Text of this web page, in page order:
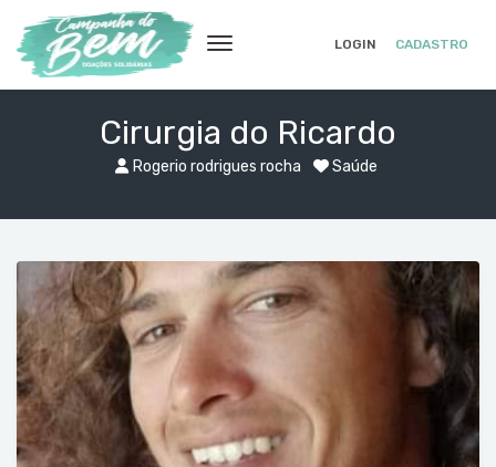
LOGIN CADASTRO
Cirurgia do Ricardo
Rogerio rodrigues rocha Saúde